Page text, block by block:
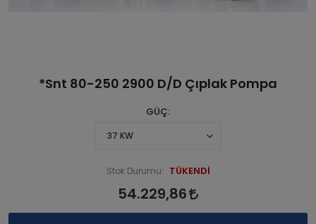
*Snt 80-250 2900 D/D Çıplak Pompa
GÜÇ
Stok Durumu: TÜKENDİ
54.229,86